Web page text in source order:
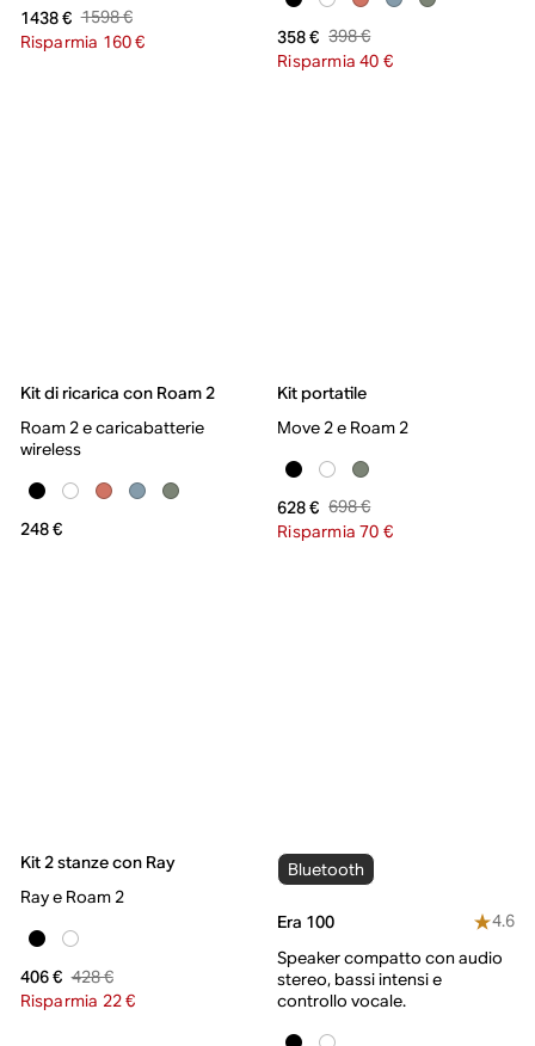
1438 € 1598 €
Risparmia 160 €
358 € 398 €
Risparmia 40 €
Kit di ricarica con Roam 2
Roam 2 e caricabatterie
wireless
248 €
Kit portatile
Move 2 e Roam 2
628 € 698 €
Risparmia 70 €
Kit 2 stanze con Ray
Ray e Roam 2
406 € 428 €
Risparmia 22 €
Bluetooth
Era 100
4.6
Speaker compatto con audio
stereo, bassi intensi e
controllo vocale.